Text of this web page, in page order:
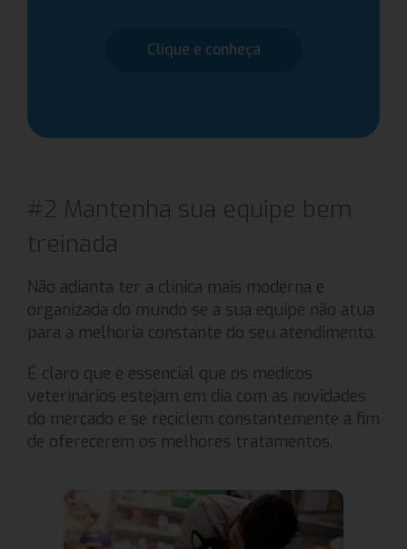
Clique e conheça
#2 Mantenha sua equipe bem
treinada
Não adianta ter a clínica mais moderna e
organizada do mundo se a sua equipe não atua
para a melhoria constante do seu atendimento.
É claro que é essencial que os médicos
veterinários estejam em dia com as novidades
do mercado e se reciclem constantemente a fim
de oferecerem os melhores tratamentos.